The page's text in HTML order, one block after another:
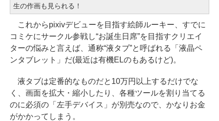
生の作画も見られる！
これからpixivデビューを目指す絵師ルーキー、すでに
コミケにサークル参戦し“お誕生日席”を目指すクリエイ
ターの悩みと言えば、通称“液タブ”と呼ばれる「液晶ペ
ンタブレット」だ(最近は有機ELのもあるけど)。
液タブは定番的なものだと10万円以上するだけでな
く、画面を拡大・縮小したり、各種ツールを割り当てる
のに必須の「左手デバイス」が別売なので、かなりお金
がかかってしまう。